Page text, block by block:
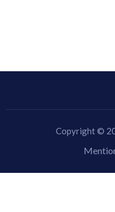
Copyright ©